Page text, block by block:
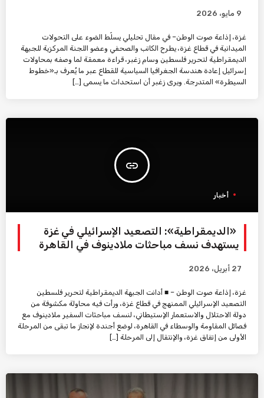
9 مايو، 2026
غزة، إذاعة صوت الوطن– في مقال تحليلي يسلّط الضوء على التحولات
الميدانية في قطاع غزة، يطرح الكاتب والصحفي وعضو اللجنة المركزية للجبهة
الديمقراطية لتحرير فلسطين وسام زغبر، قراءة معمقة لما وصفه بمحاولات
إسرائيل إعادة هندسة الجغرافيا السياسية للقطاع عبر ما يُعرف بـ«خطوط
السيطرة» المتدرجة. ويرى زغبر أن استحداث ما يسمى […]
insert_link
أخبار
«الديمقراطية»: التصعيد الإسرائيلي في غزة
يستهدف نسف مباحثات ملادينوف في القاهرة
27 أبريل، 2026
غزة، إذاعة صوت الوطن – ■ أدانت الجبهة الديمقراطية لتحرير فلسطين
التصعيد الإسرائيلي الممنهج في قطاع غزة، ورأت فيه محاولة مكشوفة من
دولة الاحتلال والاستعمار الإستيطاني، لنسف مباحثات السفير ملادينوف مع
فصائل المقاومة والوسطاء في القاهرة، لوضع أجندة لإنجاز ما تبقى من المرحلة
الأولى من إتفاق غزة، والإنتقال إلى المرحلة […]